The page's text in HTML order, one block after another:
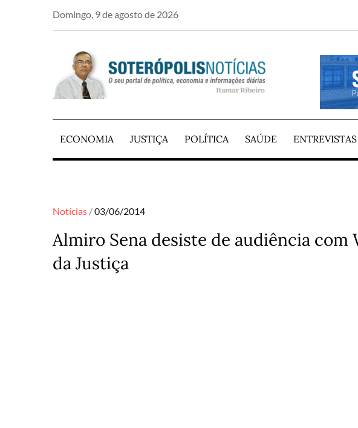
Domingo, 9 de agosto de 2026
SOTERÓPOLIS NOTÍCIAS
PORTAL DE NOTÍCIAS DE SALVADOR E REGIÃO, POR
ECONOMIA JUSTIÇA POLÍTICA SAÚDE ENTREVISTAS
Notícias Posted
03/06/2014
Almiro Sena desiste de audiência com
da Justiça